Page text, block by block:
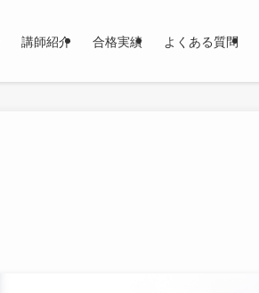
講師紹介 合格実績 よくある質問